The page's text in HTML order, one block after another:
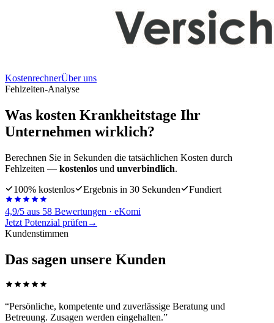
KostenrechnerÜber uns
Fehlzeiten-Analyse
Was kosten Krankheitstage Ihr
Unternehmen wirklich?
Berechnen Sie in Sekunden die tatsächlichen Kosten durch
Fehlzeiten — kostenlos und unverbindlich.
100% kostenlos
Ergebnis in 30 Sekunden Fundiert
4,9/5 aus 58 Bewertungen · eKomi
Jetzt Potenzial prüfen →
Kundenstimmen
Das sagen unsere Kunden
“Persönliche, kompetente und zuverlässige Beratung und
Betreuung. Zusagen werden eingehalten.”